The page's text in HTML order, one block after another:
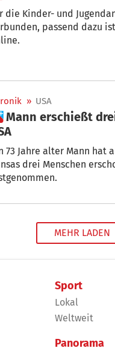
die Kinder- und
passend dazu
» USA
in den
73 Jahre alter Mann hat
drei Menschen
MEHR LADEN
Sport
Lokal
Weltweit
Panorama